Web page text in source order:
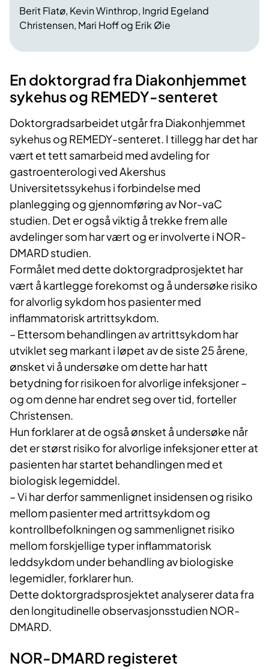
Berit Flatø, Kevin Winthrop, Ingrid Egeland
Christensen, Mari Hoff og Erik Øie
En doktorgrad fra Diakonhjemmet
sykehus og REMEDY-senteret
Doktorgradsarbeidet utgår fra Diakonhjemmet
sykehus og REMEDY-senteret. I tillegg har det har
vært et tett samarbeid med avdeling for
gastroenterologi ved Akershus
Universitetssykehus i forbindelse med
planlegging og gjennomføring av Nor-vaC
studien. Det er også viktig å trekke frem alle
avdelinger som har vært og er involverte i NOR-
DMARD studien.
Formålet med dette doktorgradprosjektet har
vært å kartlegge forekomst og å undersøke risiko
for alvorlig sykdom hos pasienter med
inflammatorisk artrittsykdom.
– Ettersom behandlingen av artrittsykdom har
utviklet seg markant i løpet av de siste 25 årene,
ønsket vi å undersøke om dette har hatt
betydning for risikoen for alvorlige infeksjoner –
og om denne har endret seg over tid, forteller
Christensen.
Hun forklarer at de også ønsket å undersøke når
det er størst risiko for alvorlige infeksjoner etter at
pasienten har startet behandlingen med et
biologisk legemiddel.
– Vi har derfor sammenlignet insidensen og risiko
mellom pasienter med artrittsykdom og
kontrollbefolkningen og sammenlignet risiko
mellom forskjellige typer inflammatorisk
leddsykdom under behandling av biologiske
legemidler, forklarer hun.
Dette doktorgradsprosjektet analyserer data fra
den longitudinelle observasjonsstudien NOR-
DMARD.
NOR-DMARD registeret